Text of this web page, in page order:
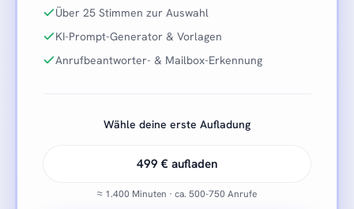
Über 25 Stimmen zur Auswahl
KI-Prompt-Generator & Vorlagen
Anrufbeantworter- & Mailbox-Erkennung
Wähle deine erste Aufladung
499 € aufladen
≈ 1.400 Minuten · ca. 500-750 Anrufe